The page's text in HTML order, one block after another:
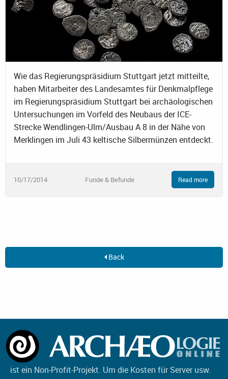
Wie das Regierungspräsidium Stuttgart jetzt mitteilte,
haben Mitarbeiter des Landesamtes für Denkmalpflege
im Regierungspräsidium Stuttgart bei archäologischen
Untersuchungen im Vorfeld des Neubaus der ICE-
Strecke Wendlingen-Ulm/Ausbau A 8 in der Nähe von
Merklingen im Juli 43 keltische Silbermünzen entdeckt.
10/17/2014 Funde & Befunde Read more
Back
ist ein Non-Profit-Projekt. Um die Kosten für Server usw.